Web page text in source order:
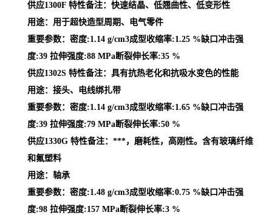
供应1300F 特性备注：快速结晶、低翘曲性、低变形性
用途：用于超快造型周期、电气零件
重要参数：密度:1.14 g/cm3成型收缩率:1.25 %缺口冲击强
度:39 拉伸强度:88 MPa断裂伸长率:35 %
供应1302S 特性备注：具有抗热老化和抗吸水变色的性能
用途：接头、电线绑扎带
重要参数：密度:1.14 g/cm3成型收缩率:1.65 %缺口冲击强
度:39 拉伸强度:79 MPa断裂伸长率:50 %
供应1330G 特性备注：***，磨耗性，高刚性。含有玻璃纤维
和氟塑料
用途：轴承
重要参数：密度:1.48 g/cm3成型收缩率:0.75 %缺口冲击强
度:98 拉伸强度:157 MPa断裂伸长率:3 %